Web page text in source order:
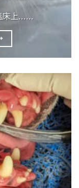
床上......